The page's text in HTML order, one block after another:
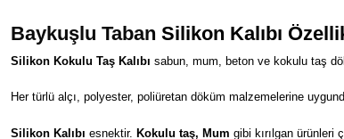
Baykuşlu Taban Silikon Kalıbı
Silikon Kokulu Taş Kalıbı sabun, mum, beton ve kokulu taş
Her türlü alçı, polyester, poliüretan döküm malzemelerine
Silikon Kalıbı esnektir. Kokulu taş, Mum gibi kırılgan ürünleri